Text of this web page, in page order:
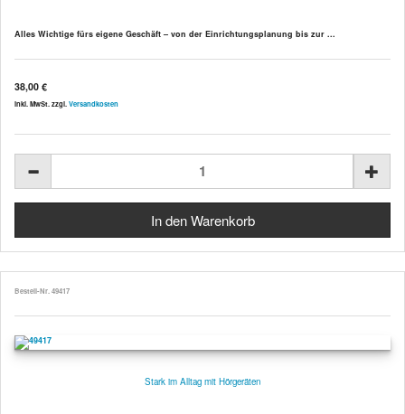
Alles Wichtige fürs eigene Geschäft – von der Einrichtungsplanung bis zur ...
38,00 €
inkl. MwSt. zzgl. Versandkosten
Bestell-Nr. 49417
Stark im Alltag mit Hörgeräten